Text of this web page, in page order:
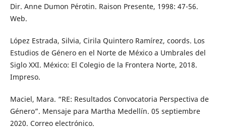
Dir. Anne Dumon Pérotin. Raison Presente, 1998: 47-56.
Web.
López Estrada, Silvia, Cirila Quintero Ramírez, coords. Los
Estudios de Género en el Norte de México a Umbrales del
Siglo XXI. México: El Colegio de la Frontera Norte, 2018.
Impreso.
Maciel, Mara. “RE: Resultados Convocatoria Perspectiva de
Género”. Mensaje para Martha Medellín. 05 septiembre
2020. Correo electrónico.